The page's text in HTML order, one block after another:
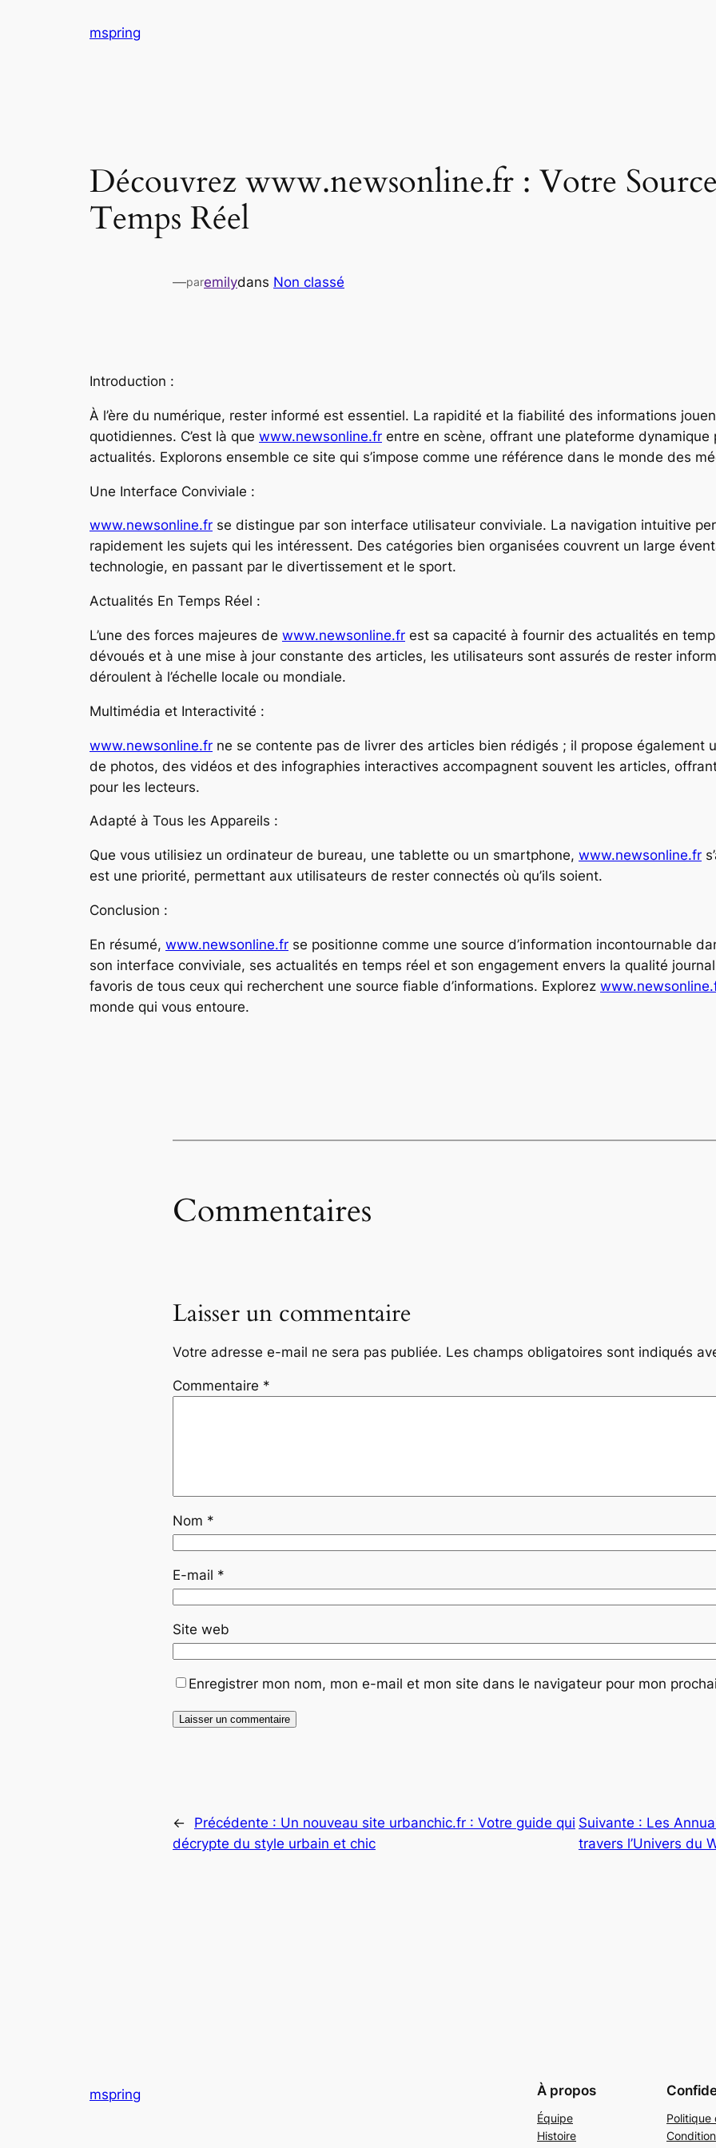
mspring
Découvrez www.newsonline.fr : Votre
Temps Réel
—paremilydans Non classé
Introduction :
À l’ère du numérique, rester informé est essentiel. La rapidité et la fiabilité des informations
quotidiennes. C’est là que www.newsonline.fr entre en scène, offrant une plateforme
actualités. Explorons ensemble ce site qui s’impose comme une référence dans le monde des
Une Interface Conviviale :
www.newsonline.fr se distingue par son interface utilisateur conviviale. La navigation intuitive
rapidement les sujets qui les intéressent. Des catégories bien organisées couvrent un large
technologie, en passant par le divertissement et le sport.
Actualités En Temps Réel :
L’une des forces majeures de www.newsonline.fr est sa capacité à fournir des actualités en
dévoués et à une mise à jour constante des articles, les utilisateurs sont assurés de rester
déroulent à l’échelle locale ou mondiale.
Multimédia et Interactivité :
www.newsonline.fr ne se contente pas de livrer des articles bien rédigés ; il propose également
de photos, des vidéos et des infographies interactives accompagnent souvent les articles,
pour les lecteurs.
Adapté à Tous les Appareils :
Que vous utilisiez un ordinateur de bureau, une tablette ou un smartphone, www.newsonline.fr
est une priorité, permettant aux utilisateurs de rester connectés où qu’ils soient.
Conclusion :
En résumé, www.newsonline.fr se positionne comme une source d’information incontournable
son interface conviviale, ses actualités en temps réel et son engagement envers la qualité
favoris de tous ceux qui recherchent une source fiable d’informations. Explorez
monde qui vous entoure.
Commentaires
Laisser un commentaire
Votre adresse e-mail ne sera pas publiée. Les champs obligatoires sont indiqués
Commentaire *
Nom *
E-mail *
Site web
Enregistrer mon nom, mon e-mail et mon site dans le navigateur pour mon
← Précédente : Un nouveau site urbanchic.fr : Votre guide qui
décrypte du style urbain et chic
Suivante : Les
travers l’Univers du
mspring À propos
Équipe
Histoire
Politique